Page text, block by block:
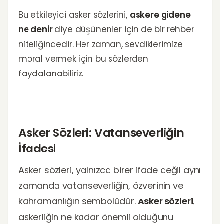
Bu etkileyici asker sözlerini, askere gidene
ne denirdiye düşünenler için de bir rehber
niteliğindedir. Her zaman, sevdiklerimize
moral vermek için bu sözlerden
faydalanabiliriz.
Asker Sözleri: Vatanseverliğin
İfadesi
Asker sözleri, yalnızca birer ifade değil aynı
zamanda vatanseverliğin, özverinin ve
kahramanlığın sembolüdür. Asker sözleri,
askerliğin ne kadar önemli olduğunu